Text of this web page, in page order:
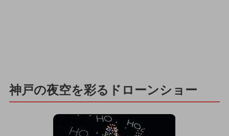
神戸の夜空を彩るドローンショー